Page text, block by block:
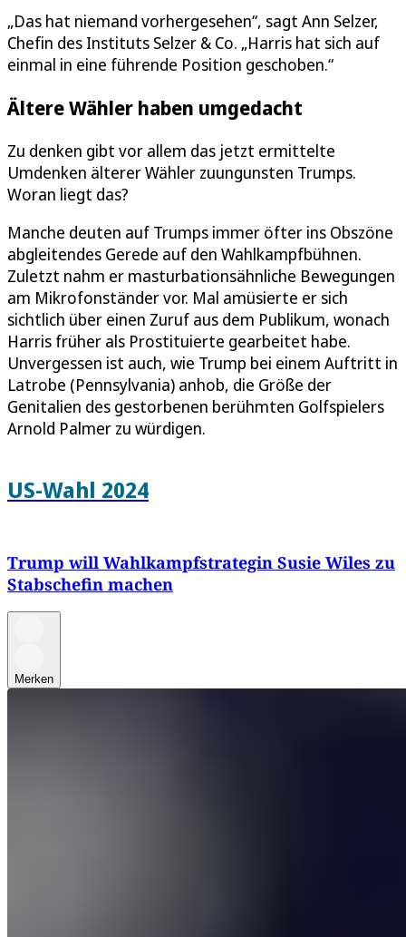
„Das hat niemand vorhergesehen“, sagt Ann Selzer,
Chefin des Instituts Selzer & Co. „Harris hat sich auf
einmal in eine führende Position geschoben.“
Ältere Wähler haben umgedacht
Zu denken gibt vor allem das jetzt ermittelte
Umdenken älterer Wähler zuungunsten Trumps.
Woran liegt das?
Manche deuten auf Trumps immer öfter ins Obszöne
abgleitendes Gerede auf den Wahlkampfbühnen.
Zuletzt nahm er masturbationsähnliche Bewegungen
am Mikrofonständer vor. Mal amüsierte er sich
sichtlich über einen Zuruf aus dem Publikum, wonach
Harris früher als Prostituierte gearbeitet habe.
Unvergessen ist auch, wie Trump bei einem Auftritt in
Latrobe (Pennsylvania) anhob, die Größe der
Genitalien des gestorbenen berühmten Golfspielers
Arnold Palmer zu würdigen.
US-Wahl 2024
Trump will Wahlkampfstrategin Susie Wiles zu
Stabschefin machen
Merken